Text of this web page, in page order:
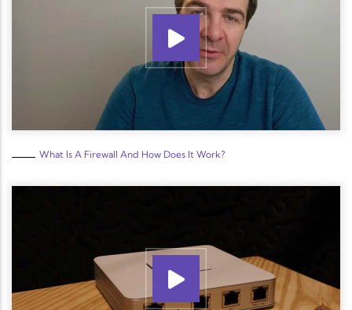
What Is A Firewall And How Does It Work?